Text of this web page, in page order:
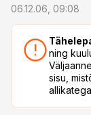
06.12.06, 09:08
ning
sisu,